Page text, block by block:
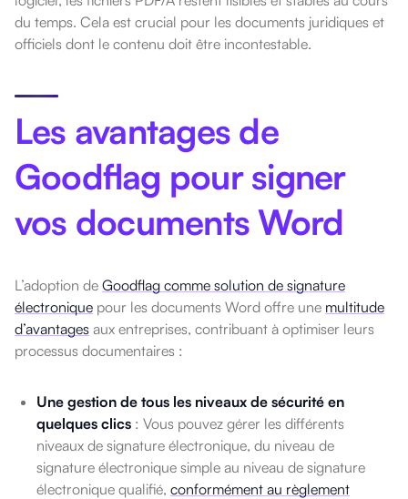
du temps. Cela est crucial pour les documents juridiques et
officiels dont le contenu doit être incontestable.
Les avantages de
Goodflag pour signer
vos documents Word
L’adoption de Goodflag comme solution de signature
électronique pour les documents Word offre une multitude
d’avantages aux entreprises, contribuant à optimiser leurs
processus documentaires :
Une gestion de tous les niveaux de sécurité en
quelques clics : Vous pouvez gérer les différents
niveaux de signature électronique, du niveau de
signature électronique simple au niveau de signature
électronique qualifié, conformément au règlement